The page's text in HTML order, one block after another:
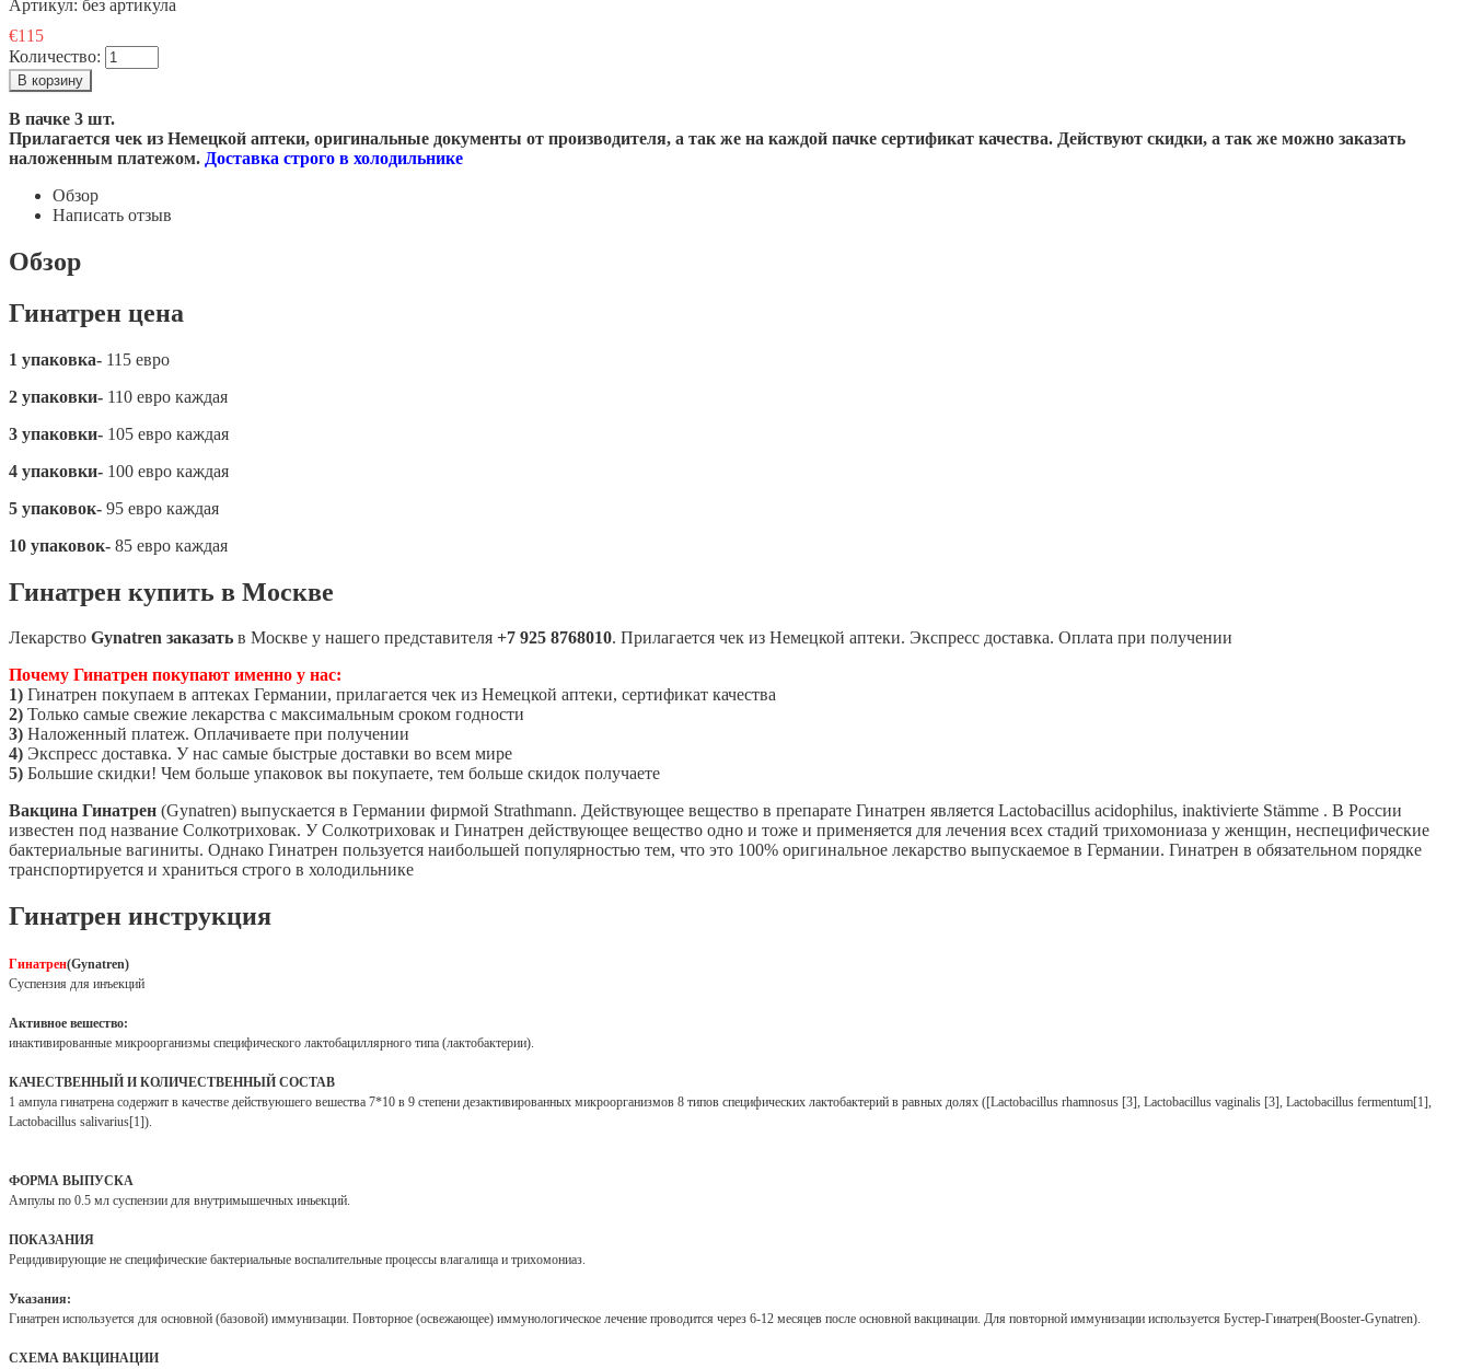
Артикул: без артикула
€115
Количество:
В пачке 3 шт.
Прилагается чек из Немецкой аптеки, оригинальные документы от производителя, а так же на каждой пачке сертификат качества. Действуют скидки, а так же можно заказать
наложенным платежом. Доставка строго в холодильнике
Обзор
Написать отзыв
Обзор
Гинатрен цена
1 упаковка- 115 евро
2 упаковки- 110 евро каждая
3 упаковки- 105 евро каждая
4 упаковки- 100 евро каждая
5 упаковок- 95 евро каждая
10 упаковок- 85 евро каждая
Гинатрен купить в Москве
Лекарство Gynatren заказать в Москве у нашего представителя +7 925 8768010. Прилагается чек из Немецкой аптеки. Экспресс доставка. Оплата при получении
Почему Гинатрен покупают именно у нас:
1) Гинатрен покупаем в аптеках Германии, прилагается чек из Немецкой аптеки, сертификат качества
2) Только самые свежие лекарства с максимальным сроком годности
3) Наложенный платеж. Оплачиваете при получении
4) Экспресс доставка. У нас самые быстрые доставки во всем мире
5) Большие скидки! Чем больше упаковок вы покупаете, тем больше скидок получаете
Вакцина Гинатрен (Gynatren) выпускается в Германии фирмой Strathmann. Действующее вещество в препарате Гинатрен является Lactobacillus acidophilus, inaktivierte Stämme . В России
известен под название Солкотриховак. У Солкотриховак и Гинатрен действующее вещество одно и тоже и применяется для лечения всех стадий трихомониаза у женщин, неспецифические
бактериальные вагиниты. Однако Гинатрен пользуется наибольшей популярностью тем, что это 100% оригинальное лекарство выпускаемое в Германии. Гинатрен в обязательном порядке
транспортируется и храниться строго в холодильнике
Гинатрен инструкция
Гинатрен(Gynatren)
Суспензия для инъекций
Активное вешество:
инактивированные микроорганизмы специфического лактобациллярного типа (лактобактерии).
КАЧЕСТВЕННЫЙ И КОЛИЧЕСТВЕННЫЙ СОСТАВ
1 ампула гинатрена содержит в качестве действуюшего вешества 7*10 в 9 степени дезактивированных микроорганизмов 8 типов специфических лактобактерий в равных долях ([Lactobacillus rhamnosus [3], Lactobacillus vaginalis [3], Lactobacillus fermentum[1],
Lactobacillus salivarius[1]).
ФОРМА ВЫПУСКА
Ампулы по 0.5 мл суспензии для внутримышечных иньекций.
ПОКАЗАНИЯ
Рецидивирующие не специфические бактериальные воспалительные процессы влагалища и трихомониаз.
Указания:
Гинатрен используется для основной (базовой) иммунизации. Повторное (освежающее) иммунологическое лечение проводится через 6-12 месяцев после основной вакцинации. Для повторной иммунизации используется Бустер-Гинатрен(Booster-Gynatren).
СХЕМА ВАКЦИНАЦИИ